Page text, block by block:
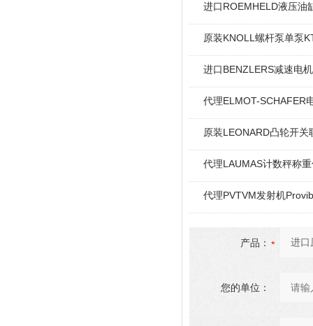
进口ROEMHELD液压油
原装KNOLL螺杆泵单泵
进口BENZLERS减速电
代理ELMOT-SCHAFER
原装LEONARD凸轮开关
代理LAUMAS计数秤称
代理PVTVM发射机
产品：
您的单位：